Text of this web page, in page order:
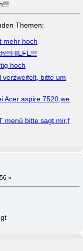
Themen:
mehr hoch
hoch
verzweifelt, bitte um
Acer aspire 7520,we
menü bitte sagt mir,f
»